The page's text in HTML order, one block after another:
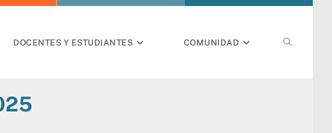
DOCENTES Y ESTUDIANTES COMUNIDAD